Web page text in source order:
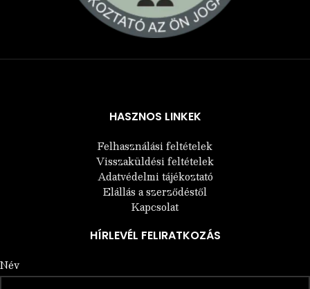
HASZNOS LINKEK
Felhasználási feltételek
Visszaküldési feltételek
Adatvédelmi tájékoztató
Elállás a szerződéstől
Kapcsolat
HÍRLEVÉL FELIRATKOZÁS
Név